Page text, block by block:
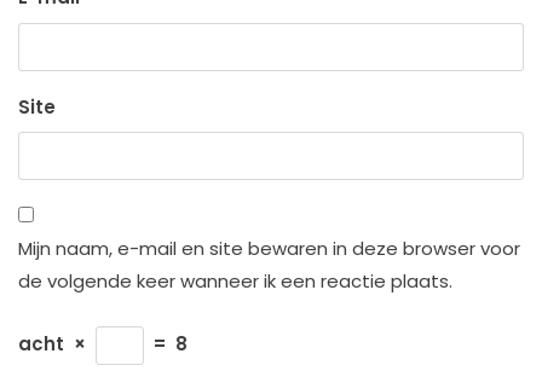
Site
Mijn naam, e-mail en site bewaren in deze browser voor
de volgende keer wanneer ik een reactie plaats.
acht × = 8